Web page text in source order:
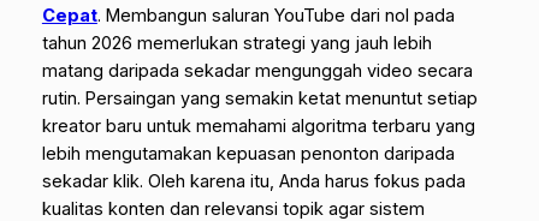
Cepat. Membangun saluran YouTube dari nol pada
tahun 2026 memerlukan strategi yang jauh lebih
matang daripada sekadar mengunggah video secara
rutin. Persaingan yang semakin ketat menuntut setiap
kreator baru untuk memahami algoritma terbaru yang
lebih mengutamakan kepuasan penonton daripada
sekadar klik. Oleh karena itu, Anda harus fokus pada
kualitas konten dan relevansi topik agar sistem